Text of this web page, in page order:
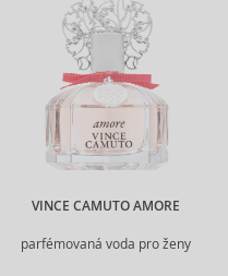
VINCE CAMUTO AMORE
parfémovaná voda pro ženy